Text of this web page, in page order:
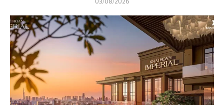
03/08/2026